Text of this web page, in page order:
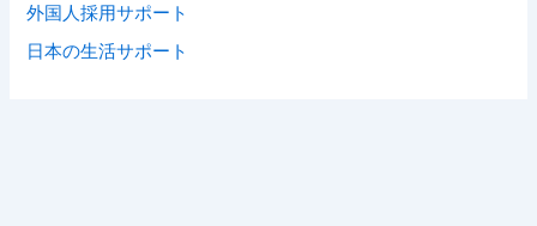
外国人採用サポート
日本の生活サポート